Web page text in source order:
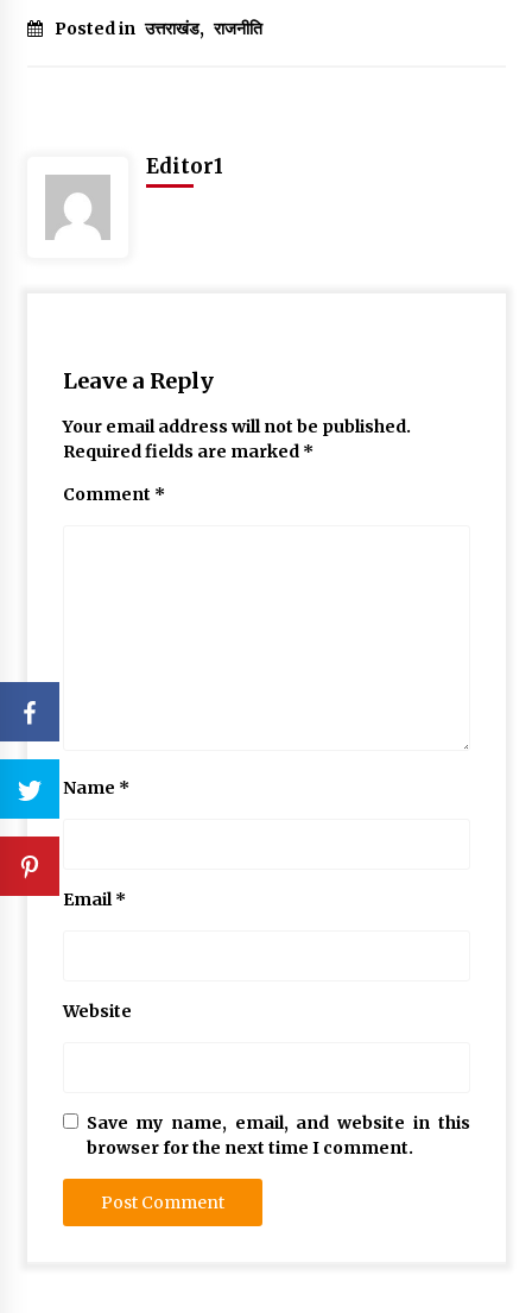
Posted in उत्तराखंड, राजनीति
Editor1
Leave a Reply
Your email address will not be published.
Required fields are marked *
Comment *
Name *
Email*
Website
Save my name, email, and website in this
browser for the next time I comment.